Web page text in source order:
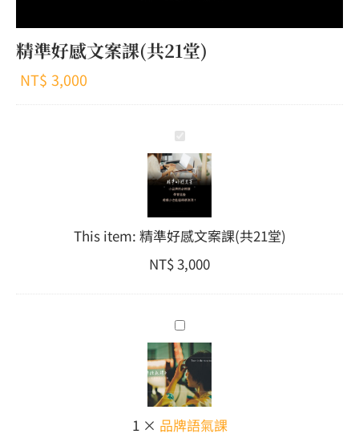
精準好感文案課(共21堂)
NT$ 3,000
精
準
好
感
文
案
課
(共
21
堂)
This item: 精準好感文案課(共21堂)
NT$3,000
品
牌
語
氣
課
1× 品牌語氣課